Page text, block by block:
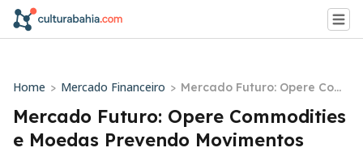
Home > Mercado Financeiro > Mercado Futuro: Opere Com
modities e Moedas Prevend
o Movimentos
Mercado Futuro: Opere Commodities
e Moedas Prevendo Movimentos